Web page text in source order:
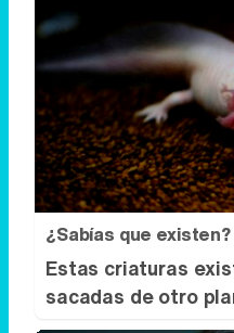
¿Sabías que existen?
Estas criaturas
sacadas de otro